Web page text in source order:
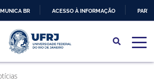
PARA
O
CONTEÚDO
BR ACESSO À INFORMAÇÃO